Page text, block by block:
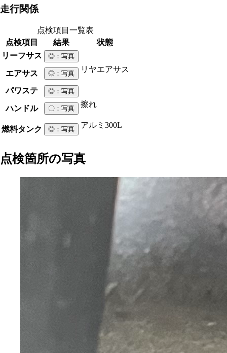
走行関係
点検項目一覧表
点検項目
結果
状態
リーフサス
◎ ：写真
エアサス ◎ ：写真 リヤエアサス
パワステ ◎ ：写真
ハンドル 〇 ：写真 擦れ
燃料タンク ◎ ：写真 アルミ 300L
点検箇所の写真